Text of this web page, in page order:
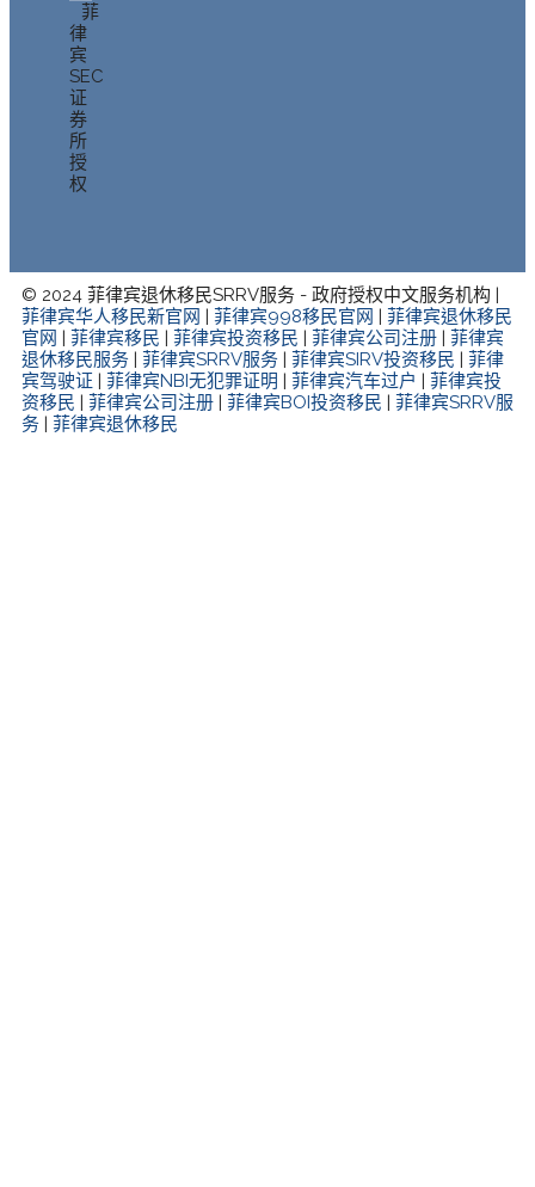
菲
律
宾
SEC
证
券
所
授
权
© 2024 菲律宾退休移民SRRV服务 - 政府授权中文服务机构 |
菲律宾华人移民新官网
菲律宾998移民官网
菲律宾退休移民
官网
菲律宾移民 菲律宾投资移民 菲律宾公司注册
菲律宾
退休移民服务
菲律宾SRRV服务 菲律宾SIRV投资移民
菲律
宾驾驶证
菲律宾NBI无犯罪证明 菲律宾汽车过户
菲律宾投
资移民
菲律宾公司注册 菲律宾BOI投资移民
菲律宾SRRV服
务
菲律宾退休移民